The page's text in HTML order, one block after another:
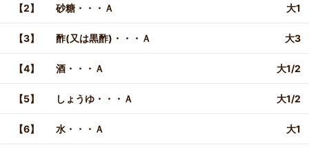
【2】 砂糖・・・Ａ 大1
【3】 酢(又は黒酢)・・・Ａ 大3
【4】 酒・・・Ａ 大1/2
【5】 しょうゆ・・・Ａ 大1/2
【6】 水・・・Ａ 大1